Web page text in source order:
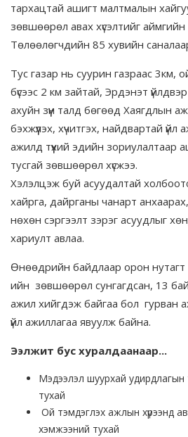
тархацтай ашигт малтмалын
зөвшөөрөл авах хүсэлтийг
Төлөөлөгчдийн 85 хувийн
Тус газар нь суурин газраас 3км,
бүсээс 2 км зайтай, Эрдэнэт
ахуйн зүүн талд бөгөөд Хаягдлын
бэхжүүлэх, хүчитгэх, найдвартай үйл
ажилд түүхий эдийн зориулалтаар
тусгай зөвшөөрөл хүсжээ.
Хэлэлцэж буй асуудалтай
хайрга, дайрганы чанарт
нөхөн сэргээлт зэрэг асуудлыг
хариулт авлаа.
Өнөөдрийн байдлаар орон
ийн зөвшөөрөл сунгагдсан, 13
ажил хийгдэж байгаа бол гурван
үйл ажиллагаа явуулж байна.
Ээлжит бус хуралдаанаар...
Мэдээлэл шуурхай удирдлагын
тухай
Ой тэмдэглэх ажлын хүрээнд
хэмжээний тухай